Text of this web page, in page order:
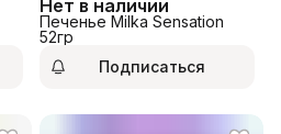
Нет в наличии
Печенье Milka Sensation
52гр
Подписаться